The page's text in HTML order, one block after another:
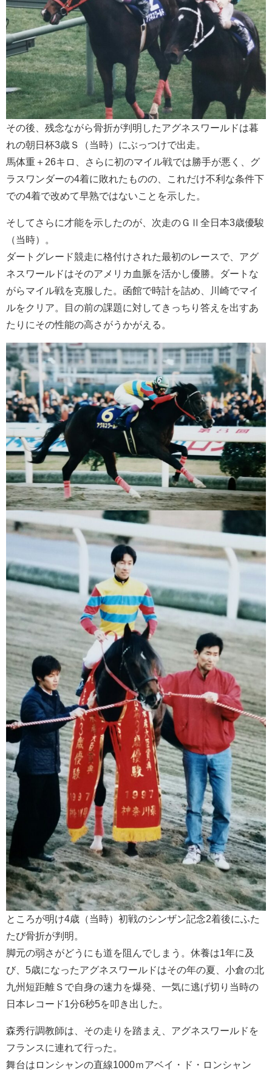
その後、残念ながら骨折が判明したアグネスワールドは暮
れの朝日杯3歳Ｓ（当時）にぶっつけで出走。
馬体重＋26キロ、さらに初のマイル戦では勝手が悪く、グ
ラスワンダーの4着に敗れたものの、これだけ不利な条件下
での4着で改めて早熟ではないことを示した。
そしてさらに才能を示したのが、次走のＧⅡ全日本3歳優駿
（当時）。
ダートグレード競走に格付けされた最初のレースで、アグ
ネスワールドはそのアメリカ血脈を活かし優勝。ダートな
がらマイル戦を克服した。函館で時計を詰め、川崎でマイ
ルをクリア。目の前の課題に対してきっちり答えを出すあ
たりにその性能の高さがうかがえる。
ところが明け4歳（当時）初戦のシンザン記念2着後にふた
たび骨折が判明。
脚元の弱さがどうにも道を阻んでしまう。休養は1年に及
び、5歳になったアグネスワールドはその年の夏、小倉の北
九州短距離Ｓで自身の速力を爆発、一気に逃げ切り当時の
日本レコード1分6秒5を叩き出した。
森秀行調教師は、その走りを踏まえ、アグネスワールドを
フランスに連れて行った。
舞台はロンシャンの直線1000ｍアベイ・ド・ロンシャン